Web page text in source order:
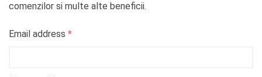
comenzilor si multe alte beneficii.
Email address *